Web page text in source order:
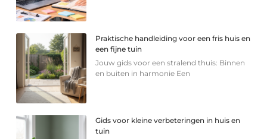
Praktische handleiding voor een fris huis en
een fijne tuin
Jouw gids voor een stralend thuis: Binnen
en buiten in harmonie Een
Gids voor kleine verbeteringen in huis en
tuin